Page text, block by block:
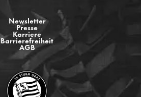
Newsletter
Presse
Karriere
Barrierefreiheit
AGB